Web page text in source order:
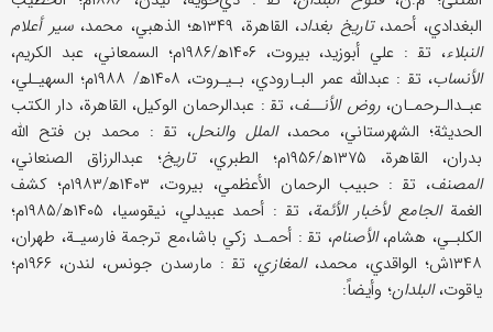
البغدادي، أحمد،تاريخ بغداد، القاهرة، ۱۳۴۹ه‍؛ الذهبي، محمد،
سير أعلام
النبلاء، تق‍ : علي أبوزيد، بيروت، ۱۴۰۶ه‍/۱۹۸۶م؛ السمعاني، عبد الكريم،
الأنساب
، تق‍ : عبدالله عمر البـارودي، بـيـروت، ۱۴۰۸ه‍/ ۱۹۸۸م؛ السهيـلي،
عبـدالـرحمـان،روض الأنــف، تق‍ : عبدالرحمان الوكيل، القاهرة، دار الكتب
الحديثة؛ الشهرستاني، محمد،الملل والنحل، تق‍ : محمد بن فتح الله
بدران، القاهرة، ۱۳۷۵ه‍/۱۹۵۶م؛ الطبري،
تاريخ؛ عبد‌الرزاق الصنعاني،
المصنف
، تق‍ : حبيب الرحمان الأعظمي، بيروت، ۱۴۰۳ه‍/۱۹۸۳م؛ كشف
الغمة الجامع لأخبار الأئمة
، تق‍ ‍‌: أحمد عبيدلي، نيقوسيا، ۱۴۰۵ه‍/۱۹۸۵م؛
الكلبـي، هشام،الأصنام، تق‍ : أحمـد زكي باشا،مع ترجمة فارسيـة، طهران،
۱۳۴۸ش؛ الواقدي، محمد،
المغازي
، تق‍ : مارسدن جونس، لندن، ۱۹۶۶م؛
ياقوت،البلدان؛ وأيضاً: